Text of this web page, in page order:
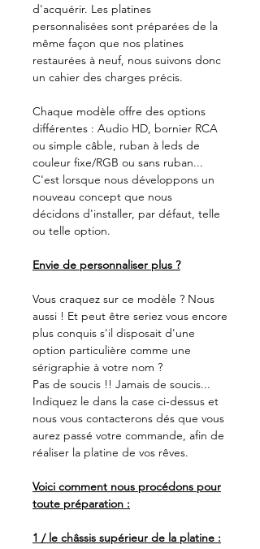
d'acquérir. Les platines
personnalisées sont préparées de la
même façon que nos platines
restaurées à neuf, nous suivons donc
un cahier des charges précis.
Chaque modèle offre des options
différentes : Audio HD, bornier RCA
ou simple câble, ruban à leds de
couleur fixe/RGB ou sans ruban...
C'est lorsque nous développons un
nouveau concept que nous
décidons d'installer, par défaut, telle
ou telle option.
Envie de personnaliser plus ?
Vous craquez sur ce modèle ? Nous
aussi ! Et peut être seriez vous encore
plus conquis s'il disposait d'une
option particulière comme une
sérigraphie à votre nom ?
Pas de soucis !! Jamais de soucis...
Indiquez le dans la case ci-dessus et
nous vous contacterons dés que vous
aurez passé votre commande, afin de
réaliser la platine de vos rêves.
Voici comment nous procédons pour
toute préparation :
1 / le châssis supérieur de la platine :